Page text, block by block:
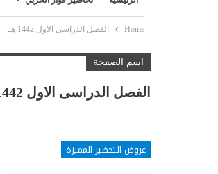
Home الفصل الدراسى الاول 1442 هـ
اسم الصفحة
الفصل الدراسى الاول 1442 هـ
عروض التحضير المميزة